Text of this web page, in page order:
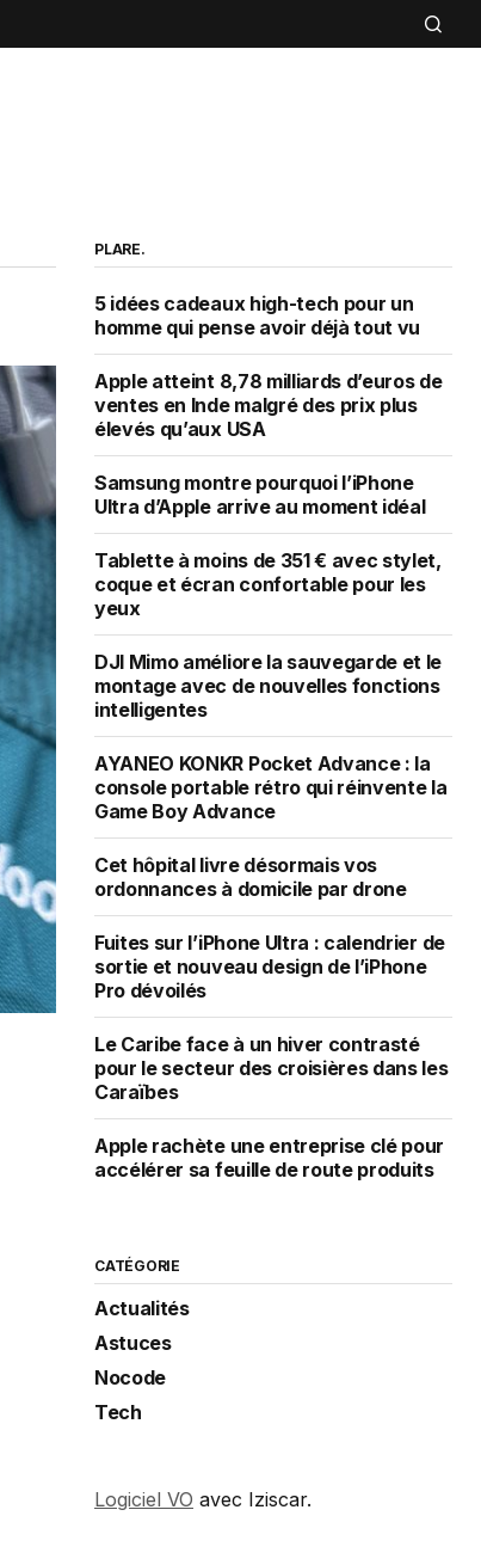
PLARE.
5 idées cadeaux high-tech pour un
homme qui pense avoir déjà tout vu
Apple atteint 8,78 milliards d’euros de
ventes en Inde malgré des prix plus
élevés qu’aux USA
Samsung montre pourquoi l’iPhone
Ultra d’Apple arrive au moment idéal
Tablette à moins de 351 € avec stylet,
coque et écran confortable pour les
yeux
DJI Mimo améliore la sauvegarde et le
montage avec de nouvelles fonctions
intelligentes
AYANEO KONKR Pocket Advance : la
console portable rétro qui réinvente la
Game Boy Advance
Cet hôpital livre désormais vos
ordonnances à domicile par drone
Fuites sur l’iPhone Ultra : calendrier de
sortie et nouveau design de l’iPhone
Pro dévoilés
Le Caribe face à un hiver contrasté
pour le secteur des croisières dans les
Caraïbes
Apple rachète une entreprise clé pour
accélérer sa feuille de route produits
CATÉGORIE
Actualités
Astuces
Nocode
Tech
Logiciel VO avec Iziscar.